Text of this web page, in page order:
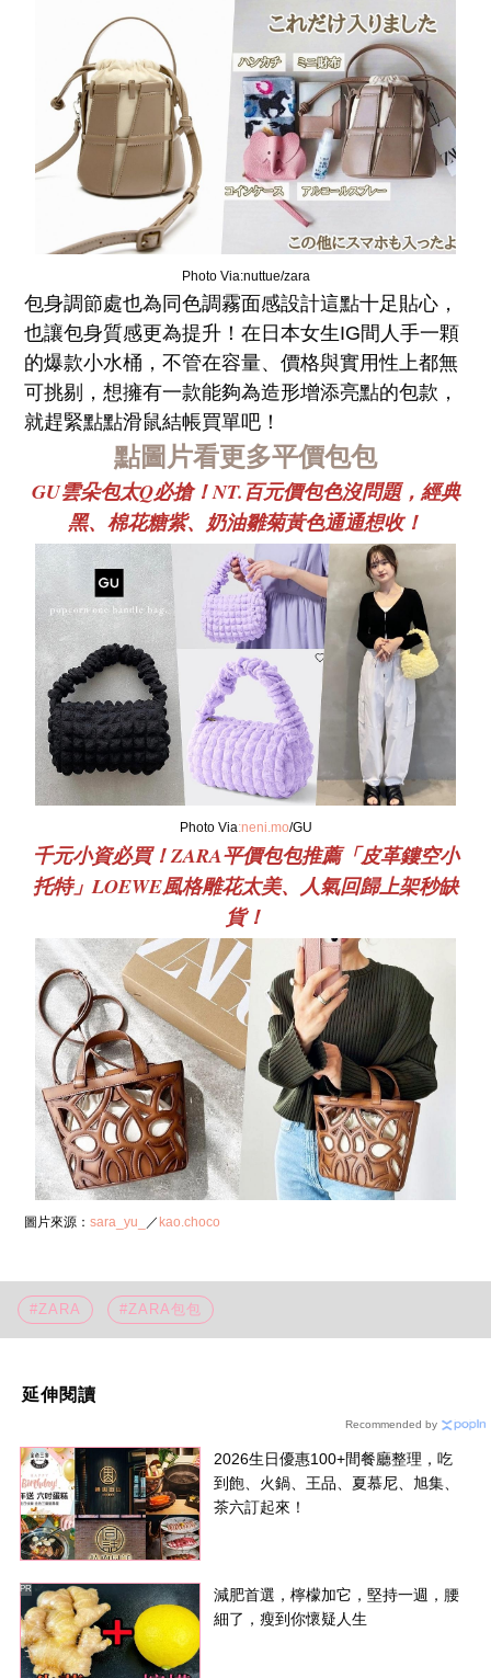
Photo Via:nuttue/zara
包身調節處也為同色調霧面感設計這點十足貼心，
也讓包身質感更為提升！在日本女生IG間人手一顆
的爆款小水桶，不管在容量、價格與實用性上都無
可挑剔，想擁有一款能夠為造形增添亮點的包款，
就趕緊點點滑鼠結帳買單吧！
點圖片看更多平價包包
GU雲朵包太Q必搶！NT.百元價包色沒問題，經典
黑、棉花糖紫、奶油雛菊黃色通通想收！
Photo Via:neni.mo/GU
千元小資必買！ZARA平價包包推薦「皮革鏤空小
托特」LOEWE風格雕花太美、人氣回歸上架秒缺
貨！
圖片來源：sara_yu_ ／ kao.choco
#ZARA #ZARA包包
延伸閱讀
2026生日優惠100+間餐廳整理，吃
到飽、火鍋、王品、夏慕尼、旭集、
茶六訂起來！
減肥首選，檸檬加它，堅持一週，腰
細了，瘦到你懷疑人生
PR
Recommended by